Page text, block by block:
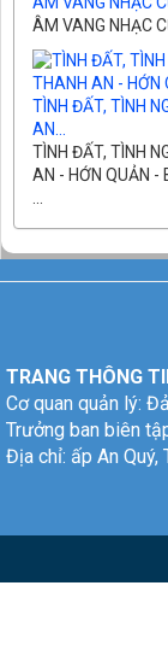
ÂM VANG NHẠC
TÌNH ĐẤT, TÌNH
AN...
TÌNH ĐẤT, TÌNH
AN - HỚN QUẢN -
TRANG THÔNG
Cơ quan quản lý:
Trưởng ban biên
Địa chỉ: ấp An Quý,